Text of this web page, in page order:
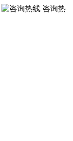
咨询热